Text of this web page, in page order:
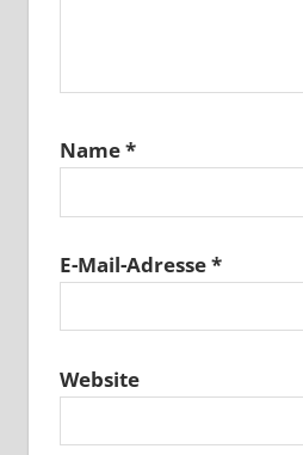
Name*
E-Mail-Adresse*
Website